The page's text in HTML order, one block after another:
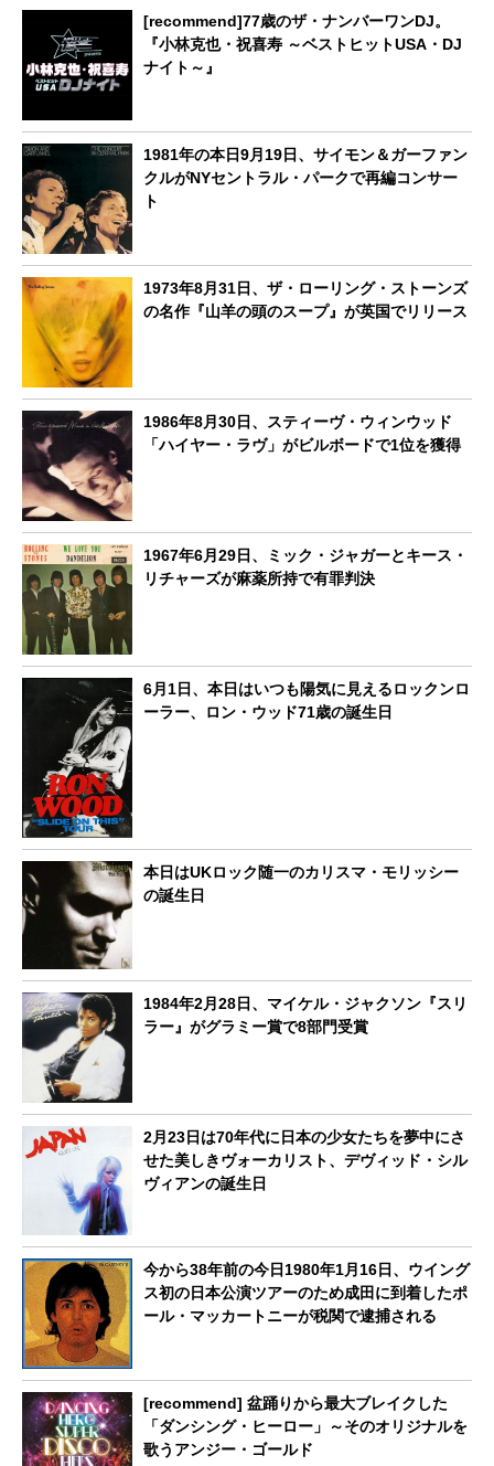
[recommend]77歳のザ・ナンバーワンDJ。
『小林克也・祝喜寿 ～ベストヒットUSA・DJ
ナイト～』
1981年の本日9月19日、サイモン＆ガーファン
クルがNYセントラル・パークで再編コンサー
ト
1973年8月31日、ザ・ローリング・ストーンズ
の名作『山羊の頭のスープ』が英国でリリース
1986年8月30日、スティーヴ・ウィンウッド
「ハイヤー・ラヴ」がビルボードで1位を獲得
1967年6月29日、ミック・ジャガーとキース・
リチャーズが麻薬所持で有罪判決
6月1日、本日はいつも陽気に見えるロックンロ
ーラー、ロン・ウッド71歳の誕生日
本日はUKロック随一のカリスマ・モリッシー
の誕生日
1984年2月28日、マイケル・ジャクソン『スリ
ラー』がグラミー賞で8部門受賞
2月23日は70年代に日本の少女たちを夢中にさ
せた美しきヴォーカリスト、デヴィッド・シル
ヴィアンの誕生日
今から38年前の今日1980年1月16日、ウイング
ス初の日本公演ツアーのため成田に到着したポ
ール・マッカートニーが税関で逮捕される
[recommend] 盆踊りから最大ブレイクした
「ダンシング・ヒーロー」～そのオリジナルを
歌うアンジー・ゴールド